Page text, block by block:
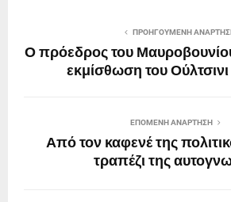
ΠΡΟΗΓΟΎΜΕΝΗ
Ο πρόεδρος του
εκμίσθωση του
ΕΠΌΜΕΝΗ ΑΝΆΡΤΗΣΗ
Από τον καφενέ της
τραπέζι της